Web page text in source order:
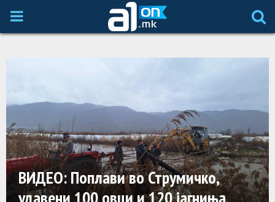
P
A
RВИДЕО: Поплави во Струмичко,